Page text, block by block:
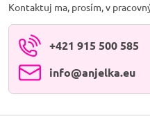
Kontaktuj ma, prosím, v
+421 915 500 585
info​@anjelka​.eu